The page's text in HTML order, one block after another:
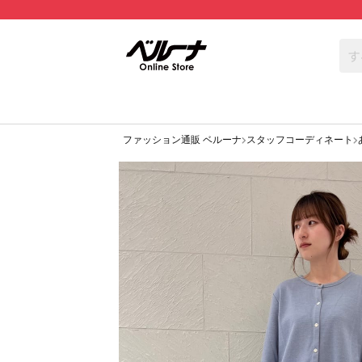
ファッション通販 ベルーナ スタッフコーディネート